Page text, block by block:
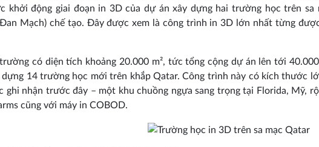
khởi động giai đoạn in 3D của dự án xây dựng hai trường học trên sa
Mạch) chế tạo. Đây được xem là công trình in 3D lớn nhất từng
có diện tích khoảng 20.000 m², tức tổng cộng dự án lên tới
dựng 14 trường học mới trên khắp Qatar. Công trình này có kích thước
ghi nhận trước đây – một khu chuồng ngựa sang trọng tại Florida, Mỹ,
cũng với máy in COBOD.